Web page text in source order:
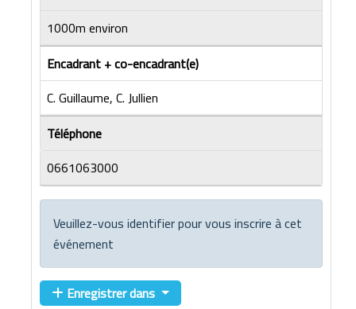
1000m environ
Encadrant + co-encadrant(e)
C. Guillaume, C. Jullien
Téléphone
0661063000
Veuillez-vous identifier pour vous inscrire à cet
événement
Enregistrer dans